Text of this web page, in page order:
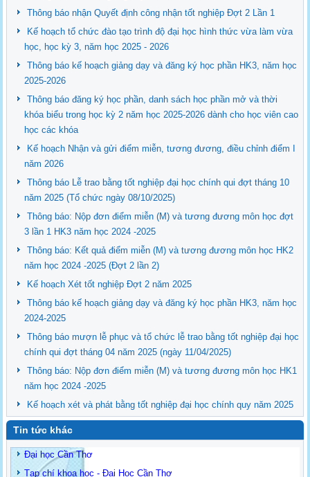
Thông báo nhận Quyết định công nhận tốt nghiệp Đợt 2 Lần 1
Kế hoạch tổ chức đào tạo trình độ đại học hình thức vừa làm vừa
học, học kỳ 3, năm học 2025 - 2026
Thông báo kế hoạch giảng dạy và đăng ký học phần HK3, năm học
2025-2026
Thông báo đăng ký học phần, danh sách học phần mở và thời
khóa biểu trong học kỳ 2 năm học 2025-2026 dành cho học viên cao
học các khóa
Kế hoạch Nhận và gửi điểm miễn, tương đương, điều chỉnh điểm I
năm 2026
Thông báo Lễ trao bằng tốt nghiệp đại học chính qui đợt tháng 10
năm 2025 (Tổ chức ngày 08/10/2025)
Thông báo: Nộp đơn điểm miễn (M) và tương đương môn học đợt
3 lần 1 HK3 năm học 2024 -2025
Thông báo: Kết quả điểm miễn (M) và tương đương môn học HK2
năm học 2024 -2025 (Đợt 2 lần 2)
Kế hoạch Xét tốt nghiệp Đợt 2 năm 2025
Thông báo kế hoạch giảng dạy và đăng ký học phần HK3, năm học
2024-2025
Thông báo mượn lễ phục và tổ chức lễ trao bằng tốt nghiệp đại học
chính qui đợt tháng 04 năm 2025 (ngày 11/04/2025)
Thông báo: Nộp đơn điểm miễn (M) và tương đương môn học HK1
năm học 2024 -2025
Kế hoạch xét và phát bằng tốt nghiệp đại học chính quy năm 2025
Tin tức khác
Đại học Cần Thơ
Tạp chí khoa học - Đại Học Cần Thơ